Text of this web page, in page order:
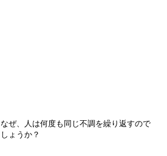
なぜ、人は何度も同じ不調を繰り返すので
しょうか？